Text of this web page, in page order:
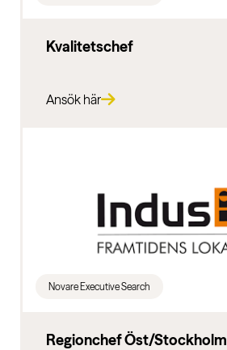
Kvalitetschef
Ansök här
Novare Executive Search
Regionchef Öst/Stockholm